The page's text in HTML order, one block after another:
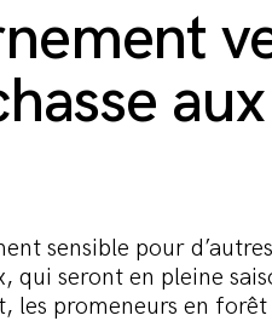
sensible pour
qui seront en pleine
les promeneurs en forêt